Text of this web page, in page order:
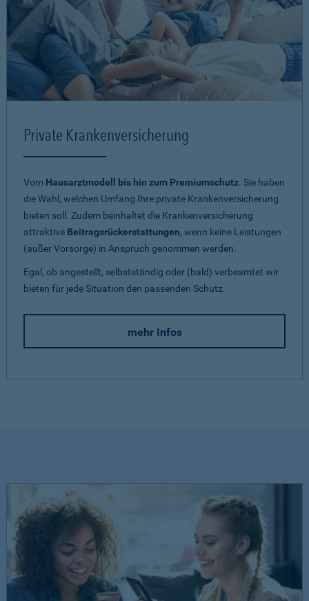
Private Krankenversicherung
Vom Hausarztmodell bis hin zum Premiumschutz. Sie haben
die Wahl, welchen Umfang Ihre private Krankenversicherung
bieten soll. Zudem beinhaltet die Krankenversicherung
attraktive Beitragsrückerstattungen, wenn keine Leistungen
(außer Vorsorge) in Anspruch genommen werden.
Egal, ob angestellt, selbstständig oder (bald) verbeamtet wir
bieten für jede Situation den passenden Schutz.
mehr Infos